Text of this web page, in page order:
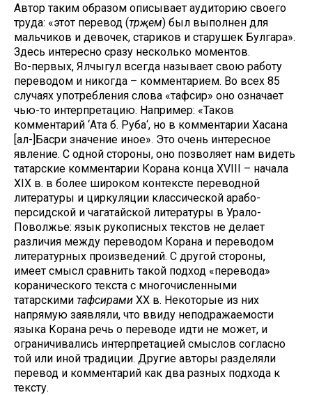
Автор таким образом описывает аудиторию своего
труда: «этот перевод (тәрҗемә) был выполнен для
мальчиков и девочек, стариков и старушек Булгара».
Здесь интересно сразу несколько моментов.
Во-первых, Ялчыгул всегда называет свою работу
переводом и никогда – комментарием. Во всех 85
случаях употребления слова «тафсир» оно означает
чью-то интерпретацию. Например: «Таков
комментарий ‘Ата б. Руба‘, но в комментарии Хасана
[ал-]Басри значение иное». Это очень интересное
явление. С одной стороны, оно позволяет нам видеть
татарские комментарии Корана конца XVIII – начала
XIX в. в более широком контексте переводной
литературы и циркуляции классической арабо-
персидской и чагатайской литературы в Урало-
Поволжье: язык рукописных текстов не делает
различия между переводом Корана и переводом
литературных произведений. С другой стороны,
имеет смысл сравнить такой подход «перевода»
коранического текста с многочисленными
татарскими тафсирами XX в. Некоторые из них
напрямую заявляли, что ввиду неподражаемости
языка Корана речь о переводе идти не может, и
ограничивались интерпретацией смыслов согласно
той или иной традиции. Другие авторы разделяли
перевод и комментарий как два разных подхода к
тексту.